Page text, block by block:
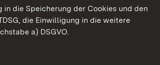
in die Speicherung der Cookies und den
die Einwilligung in die weitere
a) DSGVO.